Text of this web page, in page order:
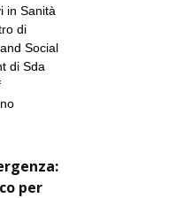
in Sanità
di
Social
di Sda
per